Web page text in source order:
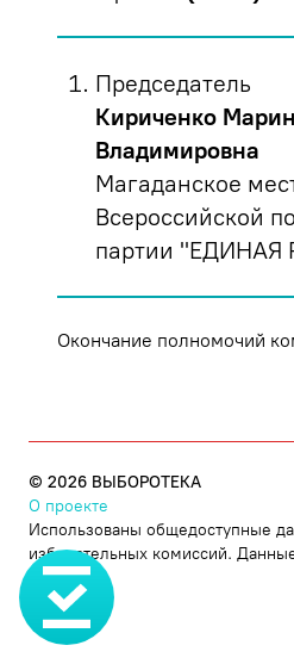
Председатель
Кириченко
Владимировна
Магаданское
Всероссийской
партии "ЕДИНАЯ
Окончание полномочий
© 2026 ВЫБОРОТЕКА
О проекте
Использованы общедоступные
избирательных комиссий.
характер.